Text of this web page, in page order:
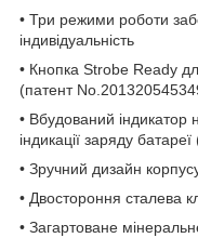
• Три режими роботи
індивідуальність
• Кнопка Strobe Ready
(патент
• Вбудований індикатор
індикації заряду
• Зручний дизайн
• Двостороння сталева
• Загартоване